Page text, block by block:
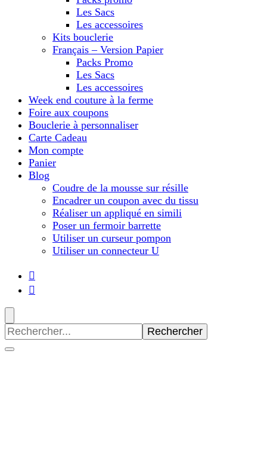
Les Sacs
Les accessoires
Kits bouclerie
Français – Version Papier
Packs Promo
Les Sacs
Les accessoires
Week end couture à la ferme
Foire aux coupons
Bouclerie à personnaliser
Carte Cadeau
Mon compte
Panier
Blog
Coudre de la mousse sur résille
Encadrer un coupon avec du tissu
Réaliser un appliqué en simili
Poser un fermoir barrette
Utiliser un curseur pompon
Utiliser un connecteur U
Recherche
pour
: